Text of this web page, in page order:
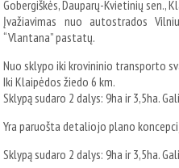
Gobergiškės, Dauparų-Kvietinių sen.,
Įvažiavimas nuo autostrados
“Vlantana” pastatų.
Nuo sklypo iki krovininio transporto
Iki Klaipėdos žiedo 6 km.
Sklypą sudaro 2 dalys: 9ha ir 3,5ha.
Yra paruošta detaliojo plano
Sklypą sudaro 2 dalys: 9ha ir 3,5ha.